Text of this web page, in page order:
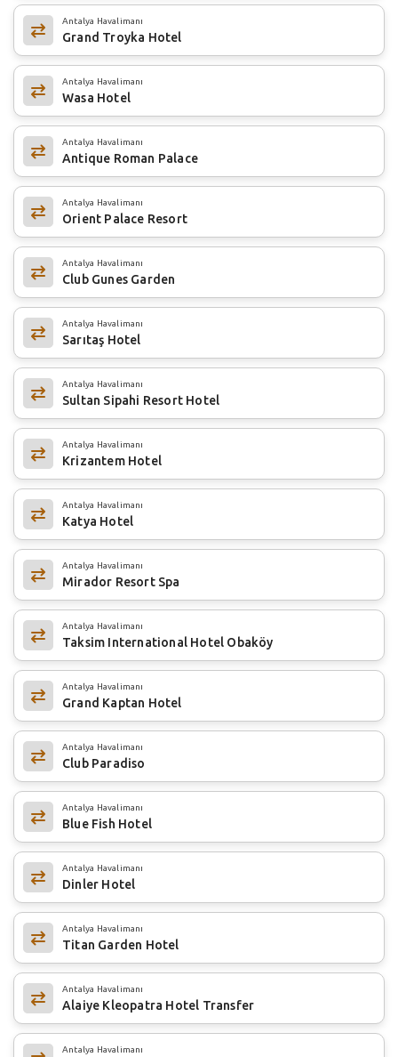
Antalya Havalimanı
Grand Troyka Hotel
Antalya Havalimanı
Wasa Hotel
Antalya Havalimanı
Antique Roman Palace
Antalya Havalimanı
Orient Palace Resort
Antalya Havalimanı
Club Gunes Garden
Antalya Havalimanı
Sarıtaş Hotel
Antalya Havalimanı
Sultan Sipahi Resort Hotel
Antalya Havalimanı
Krizantem Hotel
Antalya Havalimanı
Katya Hotel
Antalya Havalimanı
Mirador Resort Spa
Antalya Havalimanı
Taksim International Hotel Obaköy
Antalya Havalimanı
Grand Kaptan Hotel
Antalya Havalimanı
Club Paradiso
Antalya Havalimanı
Blue Fish Hotel
Antalya Havalimanı
Dinler Hotel
Antalya Havalimanı
Titan Garden Hotel
Antalya Havalimanı
Alaiye Kleopatra Hotel Transfer
Antalya Havalimanı